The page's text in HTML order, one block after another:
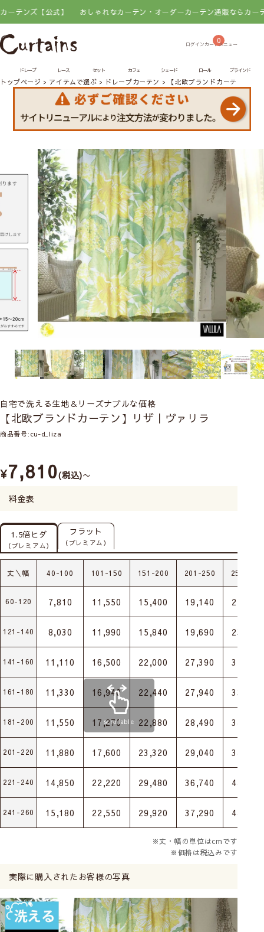
【公式】 おしゃれなカーテン・オーダーカーテン通販ならカーテンズ【
0
ドレープ レース セット カフェ シェード ロール ブラインド
トップページ アイテムで選ぶ ドレープカーテン 【北欧ブランドカーテン】リ
自宅で洗える生地＆リーズナブルな価格
【北欧ブランドカーテン】リザ｜ヴァリラ
商品番号 cu-d_liza
¥7,810 税込 〜
料金表
1.5倍ヒダ
（プレミアム）
フラット
（プレミアム）
丈＼幅 40-100 101-150 151-200 201-250 251-300
60-120 7,810 11,550 15,400 19,140 22,880
121-140 8,030 11,990 15,840 19,690 23,540
141-160 11,110 16,500 22,000 27,390 32,780
161-180 11,330 16,940 22,440 27,940 33,440
181-200 11,550 17,270 22,880 28,490 34,100
201-220 11,880 17,600 23,320 29,040 34,870
221-240 14,850 22,220 29,480 36,740 44,000
241-260 15,180 22,550 29,920 37,290 44,770
scrollable
※丈・幅の単位はcmです
※価格は税込みです
実際に購入されたお客様の写真